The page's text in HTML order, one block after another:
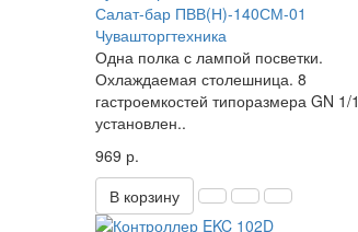
Салат-бар ПВВ(Н)-140СМ-01
Чувашторгтехника
Одна полка с лампой посветки.
Охлаждаемая столешница. 8
гастроемкостей типоразмера GN 1/1
установлен..
969 р.
В корзину